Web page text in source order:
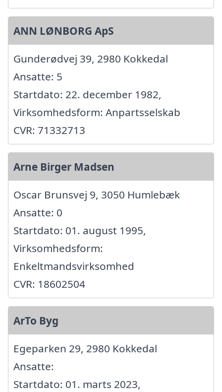
ANN LØNBORG ApS
Gunderødvej 39, 2980 Kokkedal
Ansatte: 5
Startdato: 22. december 1982,
Virksomhedsform: Anpartsselskab
CVR: 71332713
Arne Birger Madsen
Oscar Brunsvej 9, 3050 Humlebæk
Ansatte: 0
Startdato: 01. august 1995,
Virksomhedsform:
Enkeltmandsvirksomhed
CVR: 18602504
ArTo Byg
Egeparken 29, 2980 Kokkedal
Ansatte:
Startdato: 01. marts 2023,